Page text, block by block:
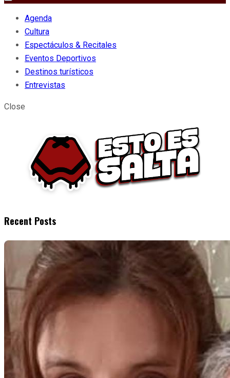
Agenda
Cultura
Espectáculos & Recitales
Eventos Deportivos
Destinos turísticos
Entrevistas
Close
Recent Posts